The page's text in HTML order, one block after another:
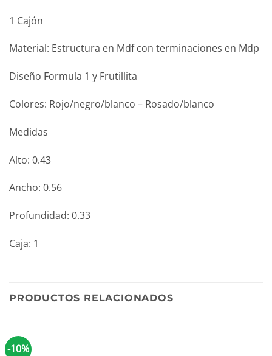
1 Cajón
Material: Estructura en Mdf con terminaciones en Mdp
Diseño Formula 1 y Frutillita
Colores: Rojo/negro/blanco – Rosado/blanco
Medidas
Alto: 0.43
Ancho: 0.56
Profundidad: 0.33
Caja: 1
PRODUCTOS RELACIONADOS
-10%